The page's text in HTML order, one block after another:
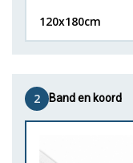
120x180cm
2 Band en koord